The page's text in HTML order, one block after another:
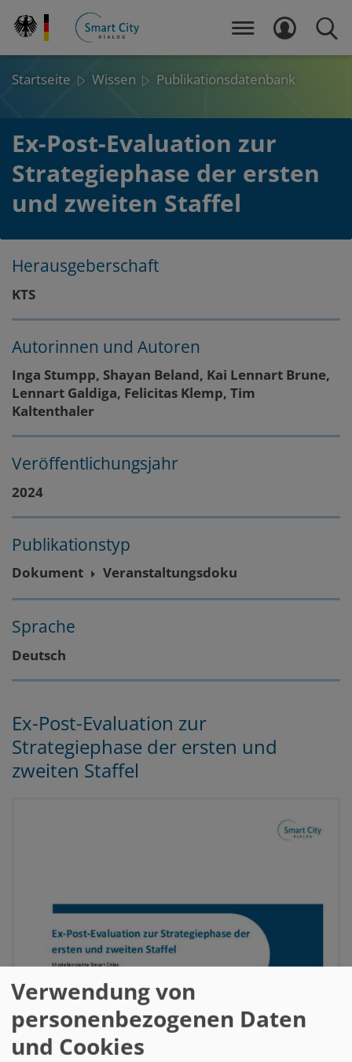
zum
MENÜ LOGIN
Startseite Wissen Publikationsdatenbank
Ex-Post-Evaluation zur
Strategiephase der ersten
und zweiten Staffel
Seitenbereich
Hauptinhalt
Layout
Herausgeberschaft
KTS
Autorinnen und Autoren
Inga Stumpp, Shayan Beland, Kai Lennart Brune,
Lennart Galdiga, Felicitas Klemp, Tim
Kaltenthaler
Veröffentlichungsjahr
2024
Publikationstyp
Dokument Veranstaltungsdoku
Sprache
Deutsch
Ex-Post-Evaluation zur
Strategiephase der ersten und
zweiten Staffel
Verwendung von
personenbezogenen Daten
und Cookies